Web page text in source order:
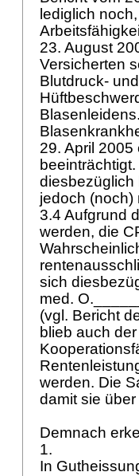
lediglich
23. August
Versicherten
Blutdruck-
29. April
diesbezüglich
jedoch
3.4 Aufgrund
werden, die
sich
med.
(vgl. Bericht
blieb auch
werden. Die
damit sie
Demnach
1.
In